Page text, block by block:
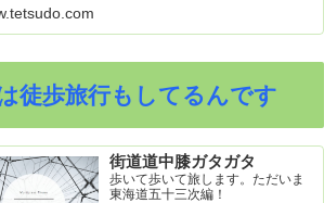
ク集や、参加型ゲーム「駅つなゲ
徒歩旅行もしてるんです
街道道中膝ガタガタ
歩いて歩いて旅します。ただいま
東海道五十三次編！